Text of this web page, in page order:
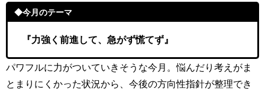
◆今月のテーマ
『力強く前進して、急がず慌てず』
パワフルに力がついていきそうな今月。悩んだり考えがま
とまりにくかった状況から、今後の方向性指針が整理でき